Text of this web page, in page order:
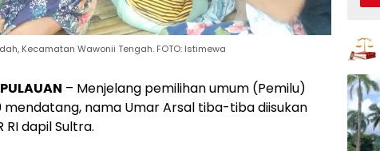
Kecamatan Wawonii Tengah. FOTO: Istimewa
– Menjelang pemilihan umum (Pemilu)
mendatang, nama Umar Arsal tiba-tiba diisukan
dapil Sultra.